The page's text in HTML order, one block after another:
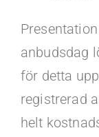
anbudsdag
för detta
registrerad
helt